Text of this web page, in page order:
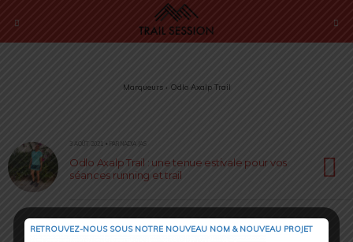
Marqueurs › Odlo Axalp Trail
3 AOÛT 2021 • PAR NADIA JAS
Odlo Axalp Trail : une tenue estivale pour vos
séances running et trail
RETROUVEZ-NOUS SOUS NOTRE NOUVEAU NOM & NOUVEAU PROJET